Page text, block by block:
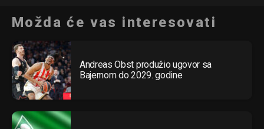
Možda će vas interesovati
Andreas Obst produžio ugovor sa
Bajernom do 2029. godine